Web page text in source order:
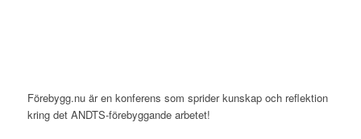
Förebygg.nu är en konferens som sprider kunskap och reflektion
kring det ANDTS-förebyggande arbetet!